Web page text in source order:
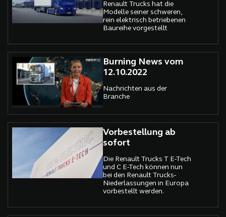
Renault Trucks hat die
Modelle seiner schweren,
rein elektrisch betriebenen
Baureihe vorgestellt
Burning News vom
12.10.2022
Nachrichten aus der
Branche
Vorbestellung ab
sofort
Die Renault Trucks T E-Tech
und C E-Tech können nun
bei den Renault Trucks-
Niederlassungen in Europa
vorbestellt werden.